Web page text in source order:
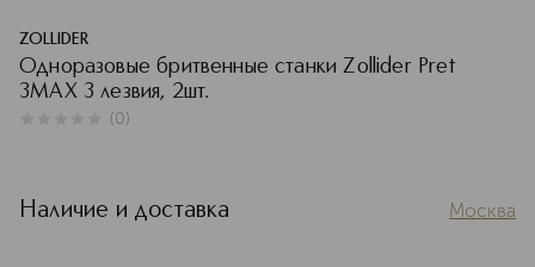
ZOLLIDER
Одноразовые бритвенные станки Zollider Pret
3MAX 3 лезвия, 2шт.
(0)
Наличие и доставка Москва